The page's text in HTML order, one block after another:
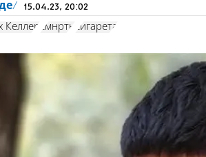
15.04.23, 20:02
Келлер смнрть сигарета